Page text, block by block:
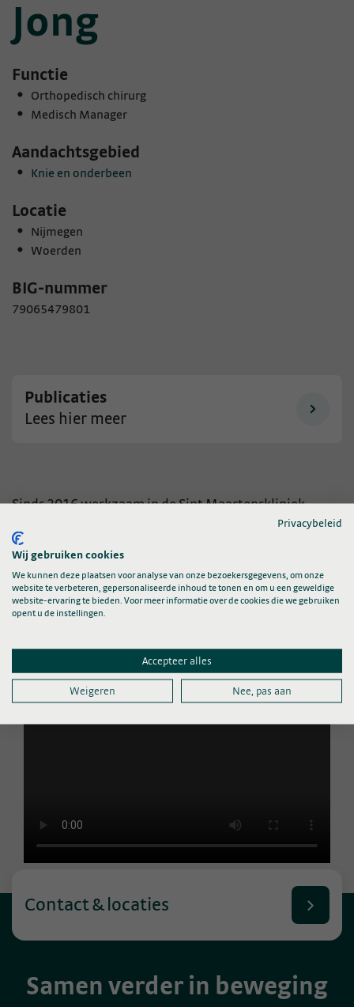
Jong
Functie
Orthopedisch chirurg
Medisch Manager
Aandachtsgebied
Knie en onderbeen
Locatie
Nijmegen
Woerden
BIG-nummer
79065479801
Publicaties
Lees hier meer
Sinds 2016 werkzaam in de Sint Maartenskliniek.
Hiervoor gewerkt bij UZ Leuven en Icone. Opleiding
Orthopedie gevolgd. Gespecialiseerd in kniedistractie,
ligamentaire chirurgie, unicondylaire (halve)
prothesen, (revisie)prothesiologie en standscorrecties.
Maak kennis met dr. de Jong 👇
Samen verder in beweging
Contact & locaties
Privacybeleid
Wij gebruiken cookies
We kunnen deze plaatsen voor analyse van onze bezoekersgegevens, om onze
website te verbeteren, gepersonaliseerde inhoud te tonen en om u een geweldige
website-ervaring te bieden. Voor meer informatie over de cookies die we gebruiken
opent u de instellingen.
Accepteer alles
Weigeren Nee, pas aan